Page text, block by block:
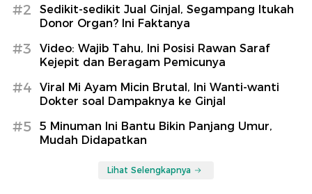
#2
Sedikit-sedikit Jual Ginjal, Segampang Itukah
Donor Organ? Ini Faktanya
#3
Video: Wajib Tahu, Ini Posisi Rawan Saraf
Kejepit dan Beragam Pemicunya
#4
Viral Mi Ayam Micin Brutal, Ini Wanti-wanti
Dokter soal Dampaknya ke Ginjal
#5
5 Minuman Ini Bantu Bikin Panjang Umur,
Mudah Didapatkan
Lihat Selengkapnya